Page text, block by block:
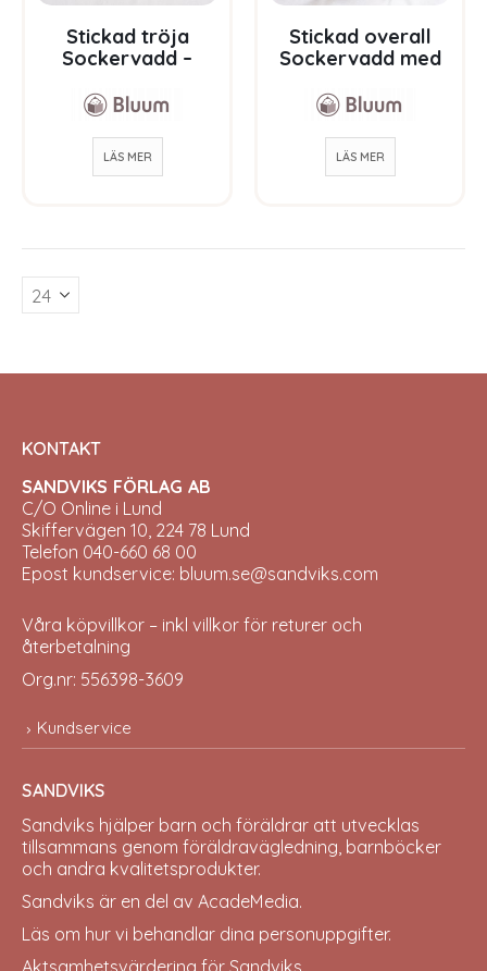
Stickad tröja
Sockervadd –
Soft Merino Ul
LÄS MER
Stickad overall
Sockervadd med
Bluum Soft Merino
LÄS MER
KONTAKT
SANDVIKS FÖRLAG AB
C/O Online i Lund
Skiffervägen 10, 224 78 Lund
Telefon 040-660 68 00
Epost kundservice: bluum.se@sandviks.com
Våra köpvillkor – inkl villkor för returer och
återbetalning
Org.nr: 556398-3609
Kundservice
SANDVIKS
Sandviks hjälper barn och föräldrar att utvecklas
tillsammans genom föräldravägledning, barnböcker
och andra kvalitetsprodukter.
Sandviks är en del av AcadeMedia.
Läs om hur vi behandlar dina personuppgifter.
Aktsamhetsvärdering för Sandviks